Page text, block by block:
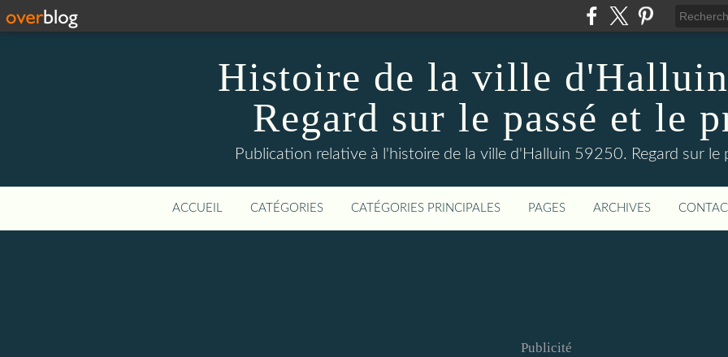
Histoire de la ville
Regard sur le passé et le
Publication relative à l'histoire de la ville d'Halluin 59250. Regard sur le
ACCUEIL CATÉGORIES CATÉGORIES PRINCIPALES PAGES ARCHIVES
Publicité